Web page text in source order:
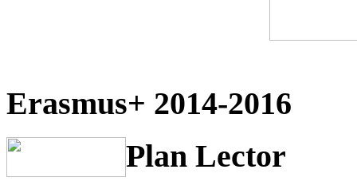
Erasmus+ 2014-2016
Plan Lector